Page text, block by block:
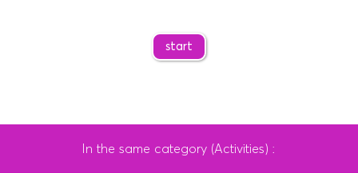
start
In the same category (Activities) :